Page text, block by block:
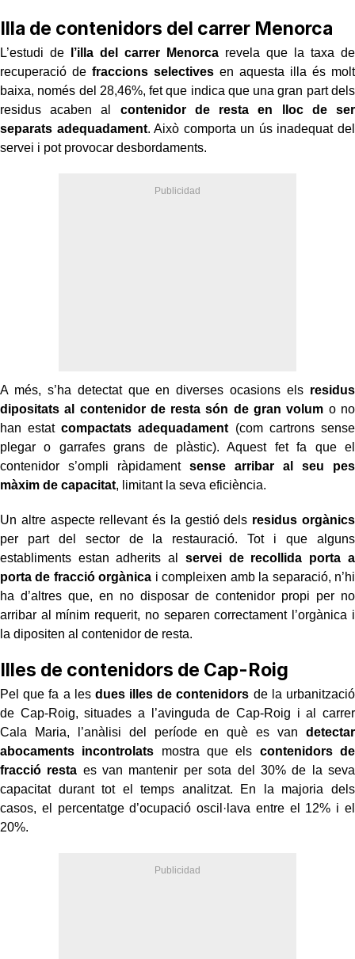
Illa de contenidors del carrer Menorca
L’estudi de l’illa del carrer Menorcarevela que la taxa de
recuperació de fraccions selectivesen aquesta illa és molt
baixa, només del 28,46%, fet que indica que una gran part dels
residus acaben al
contenidor de resta
en lloc de ser
separats adequadament. Això comporta un ús inadequat del
servei i pot provocar desbordaments.
A més, s’ha detectat que en diverses ocasions els residus
dipositats al contenidor de resta són de gran volum o no
han estatcompactats adequadament (com cartrons sense
plegar o garrafes grans de plàstic). Aquest fet fa que el
contenidor s’ompli ràpidament sense arribar al seu
pes
màxim de capacitat, limitant la seva eficiència.
Un altre aspecte rellevant és la gestió dels residus orgànics
per part del sector de la restauració. Tot i que alguns
establiments estan adherits al servei de recollida porta a
porta de fracció orgànica i compleixen amb la separació, n’hi
ha d’altres que, en no disposar de contenidor propi per no
arribar al mínim requerit, no separen correctament l’orgànica i
la dipositen al contenidor de resta.
Illes de contenidors de Cap-Roig
Pel que fa a lesdues illes de contenidors de la urbanització
de Cap-Roig, situades a l’avinguda de Cap-Roig i al carrer
Cala Maria, l’anàlisi del període en què es van detectar
abocaments incontrolats mostra que els contenidors de
fracció resta es van mantenir per sota del 30% de la seva
capacitat durant tot el temps analitzat. En la majoria dels
casos, el percentatge d’ocupació oscil·lava entre el 12% i el
20%.